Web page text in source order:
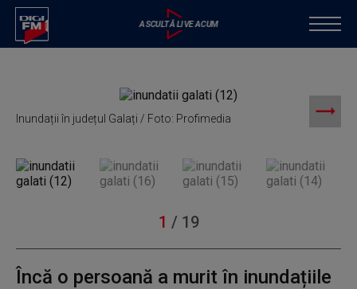
Inundații în județul Galați / Foto: Profimedia
1 / 19
Încă o persoană a murit în inundațiile